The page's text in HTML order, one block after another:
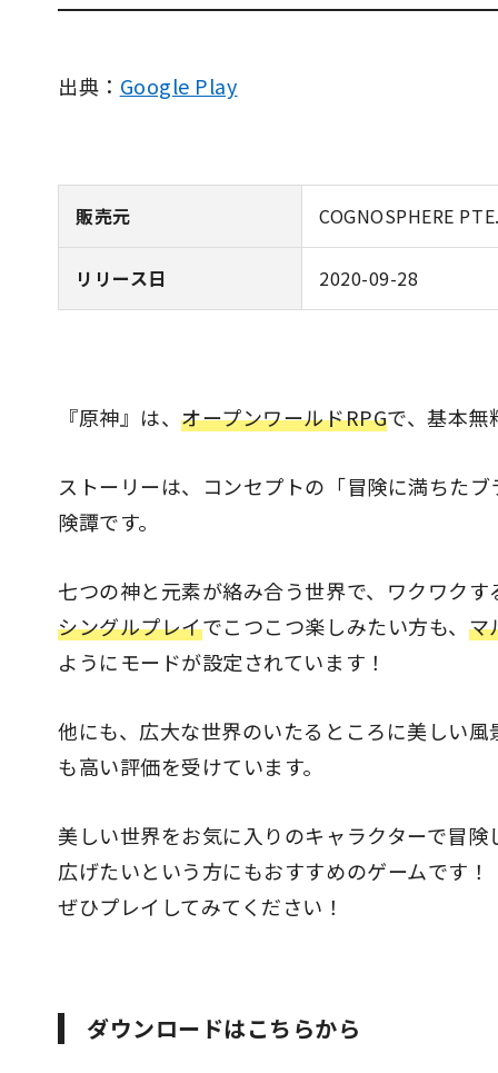
出典： Google Play
販売元 COGNOSPHERE
リリース日 2020-09-28
『原神』は、オープンワールドRPGで、基本無
ストーリーは、コンセプトの「冒険に満ちた
険譚です。
七つの神と元素が絡み合う世界で、ワクワク
シングルプレイでこつこつ楽しみたい方も、 マ
ようにモードが設定されています！
他にも、広大な世界のいたるところに美しい
も高い評価を受けています。
美しい世界をお気に入りのキャラクターで冒
広げたいという方にもおすすめのゲームです！
ぜひプレイしてみてください！
ダウンロードはこちらから